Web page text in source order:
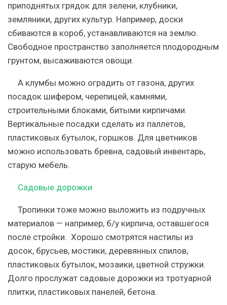
приподнятых грядок для зелени, клубники,
земляники, других культур. Например, доски
сбиваются в короб, устанавливаются на землю.
Свободное пространство заполняется плодородным
грунтом, высаживаются овощи.
А клумбы можно оградить от газона, других
посадок шифером, черепицей, камнями,
строительными блоками, битыми кирпичами.
Вертикальные посадки сделать из паллетов,
пластиковых бутылок, горшков. Для цветников
можно использовать бревна, садовый инвентарь,
старую мебель.
Садовые дорожки
Тропинки тоже можно выложить из подручных
материалов — например, б/у кирпича, оставшегося
после стройки. Хорошо смотрятся настилы из
досок, брусьев, мостики, деревянных спилов,
пластиковых бутылок, мозаики, цветной стружки.
Долго прослужат садовые дорожки из тротуарной
плитки, пластиковых панелей, бетона.